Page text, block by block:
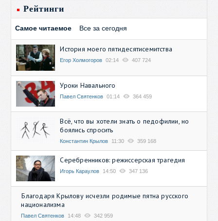
Рейтинги
Самое читаемое Все за сегодня
История моего пятидесятисемитства
Егор Холмогоров 02:14 407 724
Уроки Навального
Павел Святенков 01:14 364 459
Всё, что вы хотели знать о педофилии, но
боялись спросить
Константин Крылов 11:30 359 168
Серебренников: режиссерская трагедия
Игорь Караулов 14:50 347 136
Благодаря Крылову исчезли родимые пятна русского
национализма
Павел Святенков 14:48 342 959